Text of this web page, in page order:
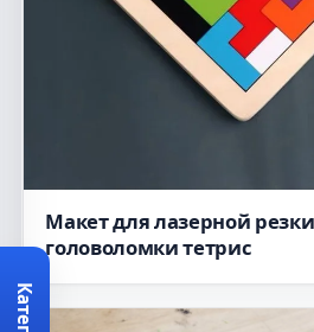
Макет для лазерной
головоломки тетрис